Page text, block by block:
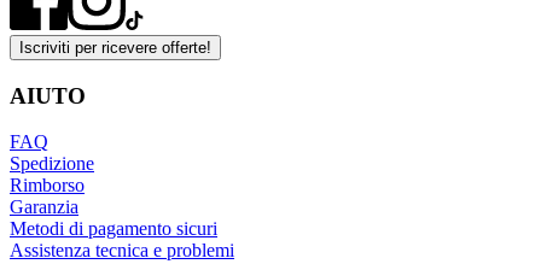
Iscriviti per ricevere offerte!
AIUTO
FAQ
Spedizione
Rimborso
Garanzia
Metodi di pagamento sicuri
Assistenza tecnica e problemi